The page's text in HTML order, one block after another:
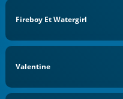
Fireboy Et Watergirl
Valentine